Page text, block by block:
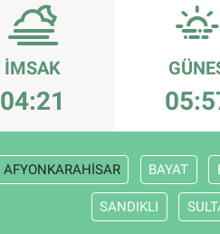
İMSAK
04:21
AFYONKARAHİSAR BAYAT
SANDIKLI